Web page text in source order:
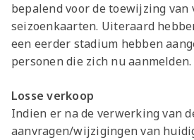
bepalend voor de toewijzing van
seizoenkaarten. Uiteraard
een eerder stadium hebben
personen die zich nu aanmelden.
Losse verkoop
Indien er na de verwerking van
aanvragen/wijzigingen van